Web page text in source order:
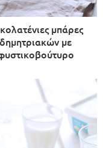
μπάρες
δημητριακών με